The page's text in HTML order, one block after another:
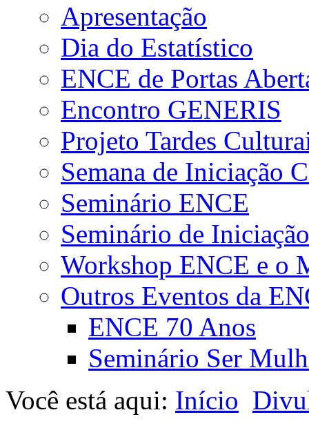
Apresentação
Dia do Estatístico
ENCE de Portas
Encontro GENERIS
Projeto Tardes
Semana de Iniciação
Seminário ENCE
Seminário de
Workshop ENCE e o
Outros Eventos da
ENCE 70 Anos
Seminário Ser
Você está aqui: Início